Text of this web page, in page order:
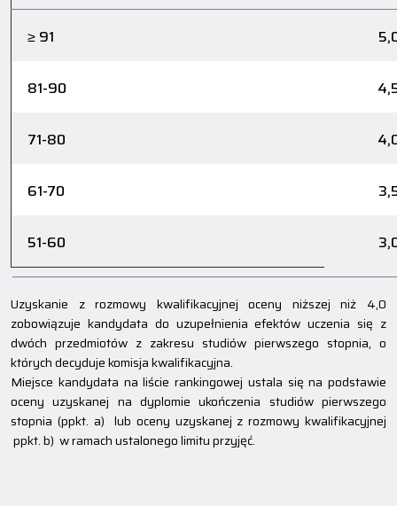
≥ 91
81-90
71-80
61-70
51-60
Uzyskanie z rozmowy kwalifikacyjnej oceny niższej niż 4,0
zobowiązuje kandydata do uzupełnienia efektów uczenia się z
dwóch przedmiotów z zakresu studiów pierwszego stopnia, o
których decyduje komisja kwalifikacyjna.
Miejsce kandydata na liście rankingowej ustala się na podstawie
oceny uzyskanej na dyplomie ukończenia studiów pierwszego
stopnia (ppkt. a) lub oceny uzyskanej z rozmowy kwalifikacyjnej
ppkt. b) w ramach ustalonego limitu przyjęć.